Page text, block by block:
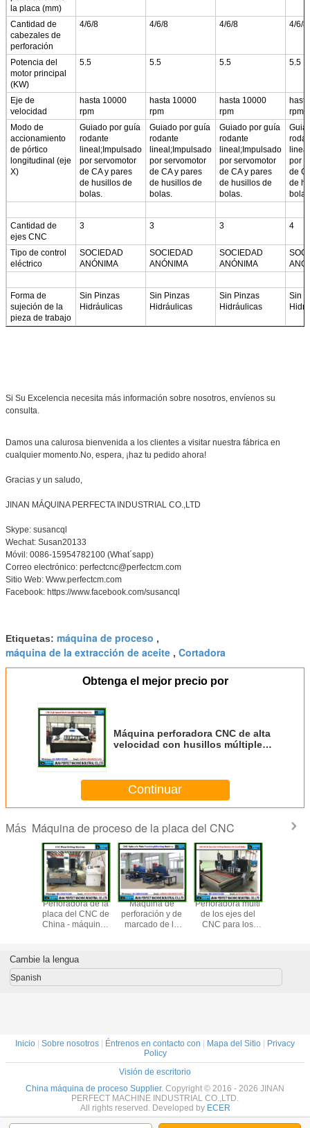
la placa (mm)
Cantidad de
cabezales de
perforación
4/6/8 4/6/8 4/6/8 4/6/8
Potencia del
motor principal
(KW)
5.5 5.5 5.5 5.5
Eje de
velocidad
hasta 10000
rpm
hasta 10000
rpm
hasta 10000
rpm
rpm
Modo de
accionamiento
de pórtico
longitudinal (eje
X)
Guiado por guía
rodante
lineal;Impulsado
por servomotor
de CA y pares
de husillos de
bolas.
Guiado por guía
rodante
lineal;Impulsado
por servomotor
de CA y pares
de husillos de
bolas.
Guiado por guía
rodante
lineal;Impulsado
por servomotor
de CA y pares
de husillos de
bolas.
por
de
de
Cantidad de
ejes CNC
3 3 3 4
Tipo de control
eléctrico
SOCIEDAD
ANÓNIMA
SOCIEDAD
ANÓNIMA
SOCIEDAD
ANÓNIMA
Forma de
sujeción de la
pieza de trabajo
Sin Pinzas
Hidráulicas
Sin Pinzas
Hidráulicas
Sin Pinzas
Hidráulicas
Sin
Si Su Excelencia necesita más información sobre nosotros, envíenos su
consulta.
Damos una calurosa bienvenida a los clientes a visitar nuestra fábrica en
cualquier momento.No, espera, ¡haz tu pedido ahora!
Gracias y un saludo,
JINAN MÁQUINA PERFECTA INDUSTRIAL CO.,LTD
Skype: susancql
Wechat: Susan20133
Móvil: 0086-15954782100 (What´sapp)
Correo electrónico: perfectcnc@perfectcm.com
Sitio Web: Www.perfectcm.com
Facebook: https://www.facebook.com/susancql
Etiquetas: máquina de proceso ,
máquina de la extracción de aceite , Cortadora
Obtenga el mejor precio por
Máquina perforadora CNC de alta
velocidad con husillos múltiples
tamiz de ranura de fresado, tamiz
vibratorio
Continuar
Más Máquina de proceso de la placa del CNC
de la
de
Perforadora de la
placa del CNC de
China - máquinas
venta (PD2012)
Máquina de
perforación y de
marcado de la
top de China de la
estructura de
Perforadora multi
de los ejes del
CNC para los
agujeros del tamiz
muelen, tamiz de
de la
Cambie la lengua
Spanish
Inicio | Sobre nosotros | Éntrenos en contacto con | Mapa del Sitio | Privacy
Policy
Visión de escritorio
China máquina de proceso Supplier. Copyright © 2016 - 2026 JINAN
PERFECT MACHINE INDUSTRIAL CO.,LTD.
All rights reserved. Developed by ECER